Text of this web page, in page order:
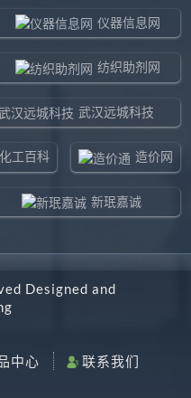
仪器信息网
纺织助剂网
武汉远城科技
化工百科 造价网
新珉嘉诚
药智通
Designed and
中心 联系我们